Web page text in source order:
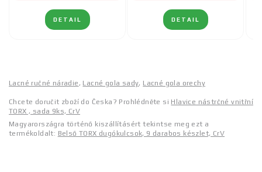
DETAIL DETAIL
Lacné ručné náradie, Lacné gola sady, Lacné gola orechy
Chcete doručit zboží do Česka? Prohlédněte si Hlavice nástrčné vnitřní
TORX , sada 9ks, CrV
Magyarországra történő kiszállításért tekintse meg ezt a
termékoldalt: Belső TORX dugókulcsok, 9 darabos készlet, CrV